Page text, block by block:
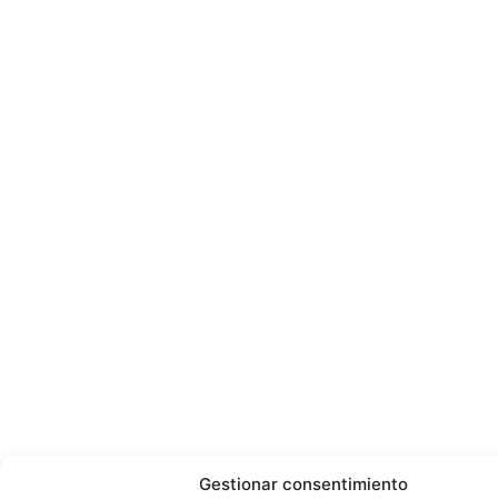
Gestionar consentimiento